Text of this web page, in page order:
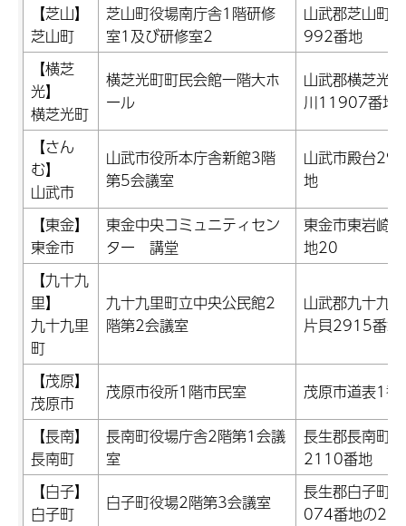
【芝山】
芝山町
芝山町役場南庁舎1階研修
室1及び研修室2
山武郡芝山町
992番地
【横芝
光】
横芝光町
横芝光町町民会館一階大ホ
ール
山武郡横芝光
川11907番地2
【さん
む】
山武市
山武市役所本庁舎新館3階
第5会議室
山武市殿台
地
【東金】
東金市
東金中央コミュニティセン
ター 講堂
東金市東岩崎1
地20
【九十九
里】
九十九里
町
九十九里町立中央公民館2
階第2会議室
山武郡九十九
片貝2915番地
【茂原】
茂原市
茂原市役所1階市民室
茂原市道表1番
【長南】
長南町
長南町役場庁舎2階第1会議
室
長生郡長南町
2110番地
【白子】
白子町
白子町役場2階第3会議室
長生郡白子町
074番地の2